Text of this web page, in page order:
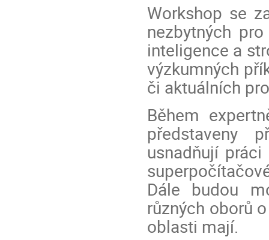
Workshop se
nezbytných
inteligence a
výzkumných
či aktuálních
Během
představeny
usnadňují
Dále budou
různých oborů
oblasti mají.